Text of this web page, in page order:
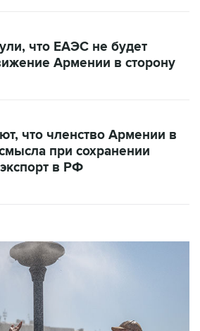
что ЕАЭС не будет
Армении в сторону
что членство Армении в
при сохранении
в РФ